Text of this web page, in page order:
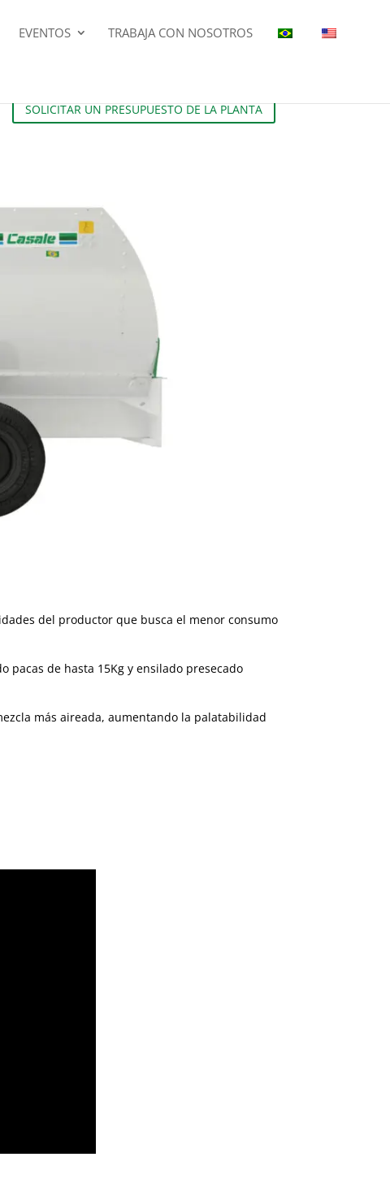
EVENTOS TRABAJA CON NOSOTROS
SOLICITAR UN PRESUPUESTO DE LA PLANTA
del productor que busca el menor consumo
pacas de hasta 15Kg y ensilado presecado
más aireada, aumentando la palatabilidad